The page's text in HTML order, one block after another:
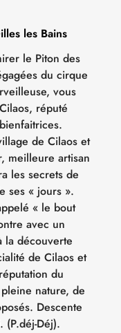
les Bains
le Piton des
du cirque
vous
réputé
de Cilaos et
meilleure artisan
les secrets de
ses « jours ».
« le bout
avec un
la découverte
de Cilaos et
du
nature, de
Descente
(P.déj-Déj).